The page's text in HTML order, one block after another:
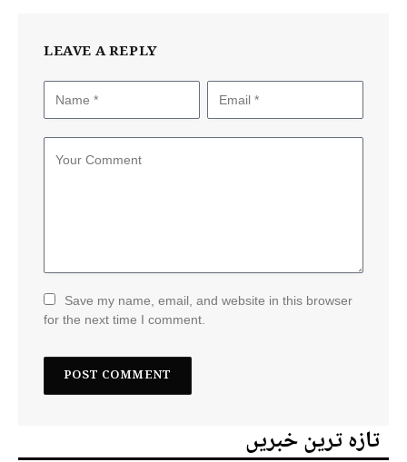
LEAVE A REPLY
Save my name, email, and website in this browser
for the next time I comment.
تازہ ترین خبریں